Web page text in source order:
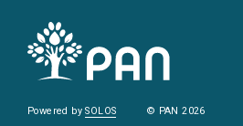
Powered bySOLOS © PAN 2026